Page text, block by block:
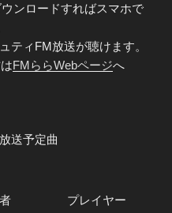
ウンロードすればスマホで
ティFM放送が聴けます。
FMららWebページへ
送予定曲
プレイヤー